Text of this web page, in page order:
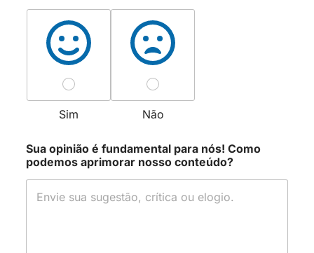
Sim Não
Sua opinião é fundamental para nós! Como
podemos aprimorar nosso conteúdo?